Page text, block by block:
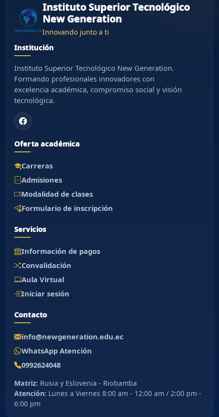
Instituto Superior Tecnológico
New Generation
Innovando junto a ti
Institución
Instituto Superior Tecnológico New Generation.
Formando profesionales innovadores con
excelencia académica, compromiso social y visión
tecnológica.
Oferta académica
Carreras
Admisiones
Modalidad de clases
Formulario de inscripción
Servicios
Información de pagos
Convalidación
Aula Virtual
Iniciar sesión
Contacto
info@newgeneration.edu.ec
WhatsApp Atención
0992624048
Matriz: Rusia y Eslovenia - Riobamba
Atención: Lunes a Viernes 8:00 am - 12:00 am / 2:00 pm -
6:00 pm
Asistente New Generation
Orientacion institucional
Hola. Puedo orientarte sobre carreras,
admisiones, aranceles, calendario, Portal
Academico, Aula Virtual y contacto
institucional.